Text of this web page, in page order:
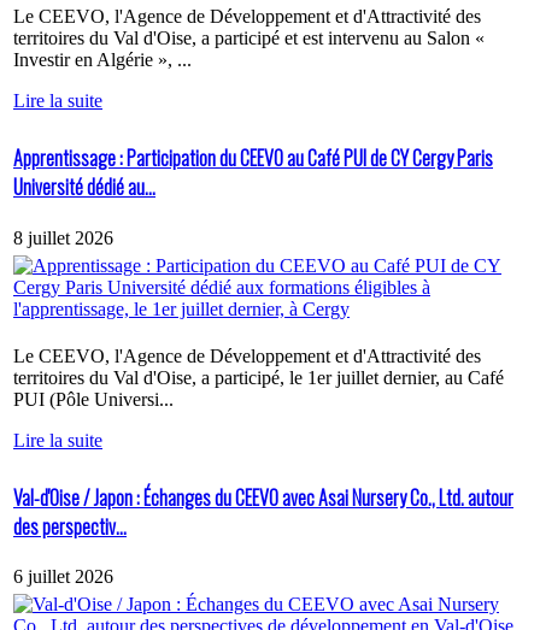
Le CEEVO, l'Agence de Développement et d'Attractivité des
territoires du Val d'Oise, a participé et est intervenu au Salon «
Investir en Algérie », ...
Lire la suite
Apprentissage : Participation du CEEVO au Café PUI de CY Cergy Paris
Université dédié au...
8 juillet 2026
Le CEEVO, l'Agence de Développement et d'Attractivité des
territoires du Val d'Oise, a participé, le 1er juillet dernier, au Café
PUI (Pôle Universi...
Lire la suite
Val-d'Oise / Japon : Échanges du CEEVO avec Asai Nursery Co., Ltd. autour
des perspectiv...
6 juillet 2026